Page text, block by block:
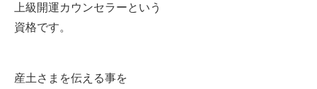
上級開運カウンセラーという
資格です。
産土さまを伝える事を